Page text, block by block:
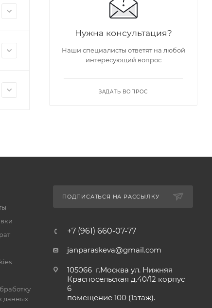
Нужна консультация?
Наши специалисты ответят на любой
интересующий вопрос
ЗАДАТЬ ВОПРОС
данных
ПОДПИСАТЬСЯ НА РАССЫЛКУ
+7 (961) 660-07-77
janparaskeva@gmail.com
105066 г.Москва ул. Нижняя
Красносельская д.40/12 корпус
6
помещение 100 (1этаж).